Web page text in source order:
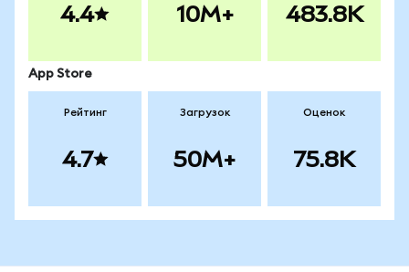
4.4 10M+ 483.8K
App Store
Рейтинг
4.7
Загрузок
50M+
Оценок
75.8K